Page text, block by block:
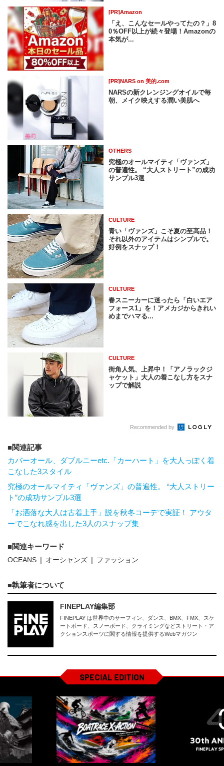
[PR]Amazon
「え、こんなセールやってたの？」8
0％OFF以上が続々登場！Amazonの
本気が...
[PR]NARS on 美的.com
NARSの新クレンジングオイルで毎
朝、メイク映えする潤い美肌へ
OTHERS
究極のオールマイティ「ヴァンズ」
の普遍性。 “大人ストリート”の成功
サンプル3選
CULTURE
青い「ヴァンズ」こそ夏の至高品！
それ以外のアイテムはシンプルで。
好例をスナップ！
CULTURE
春スニーカーに迷ったら「白いエア
フォース1」を！アメカジからきれい
めまでハマる...
CULTURE
街角人気、上昇中！「アノラックジ
ャケット」大人の着こなし方をスナ
ップで解説
Recommended by
関連記事
カバーオール、ダブルニーetc.「カーハート」を大人っぽく着
こなした3スタイル
究極のオールマイティ「ヴァンズ」の普遍性。 “大人ストリー
ト”の成功サンプル3選
「お洒落な大人は古着上手」説を秋冬コーデで実証！ アウタ
ーでこなれ感を出した3人のスナップ集
関連キーワード
OCEANS オーシャンズ ファッション
執筆者について
FINEPLAY編集部
FINEPLAY は世界中のサーフィン、ダンス、BMX、FMX、スケ
ートボード、スノーボード、クライミングなどストリート・ア
クションスポーツに関する情報を提供するWebマガジン
SPECIAL EDITION